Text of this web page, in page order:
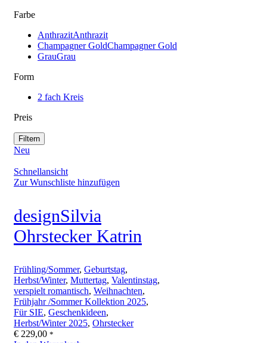
Farbe
AnthrazitAnthrazit
Champagner GoldChampagner Gold
GrauGrau
Form
2 fach Kreis
Preis
Filtern
Neu
Schnellansicht
Zur Wunschliste hinzufügen
designSilvia
Ohrstecker Katrin
Frühling/Sommer, Geburtstag,
Herbst/Winter, Muttertag, Valentinstag,
verspielt romantisch, Weihnachten,
Frühjahr /Sommer Kollektion 2025,
Für SIE, Geschenkideen,
Herbst/Winter 2025, Ohrstecker
€ 229,00 *